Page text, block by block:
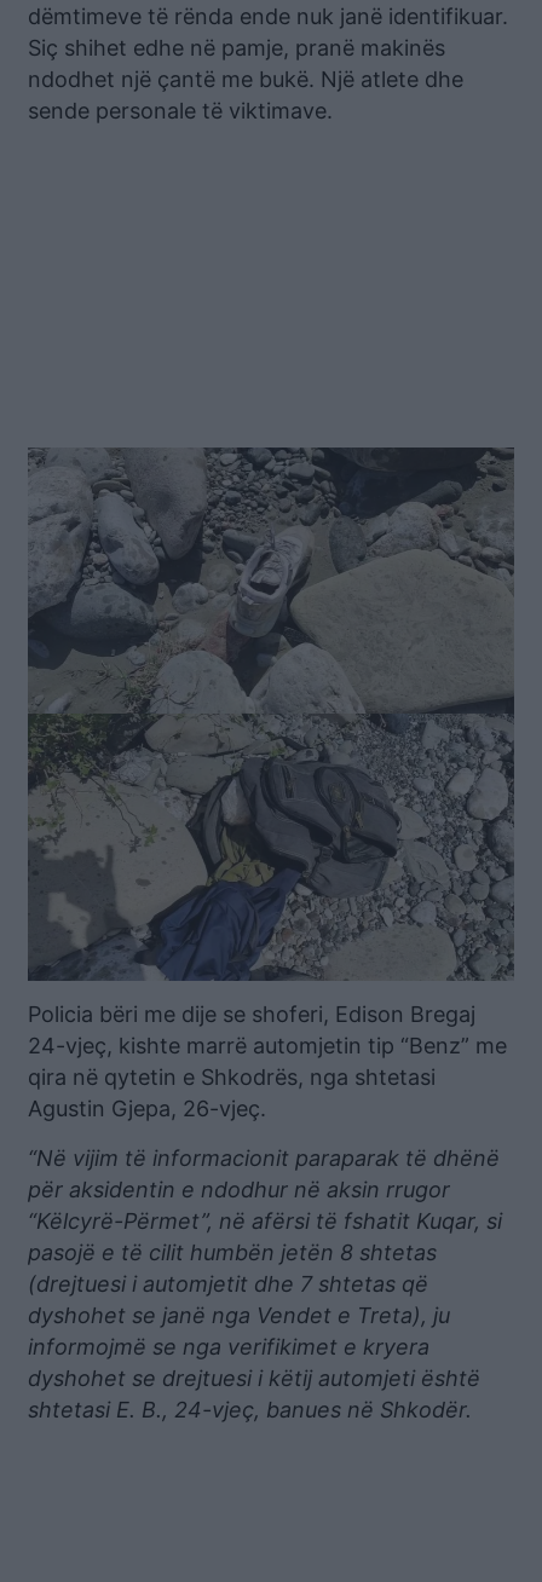
dëmtimeve të rënda ende nuk janë identifikuar.
Siç shihet edhe në pamje, pranë makinës
ndodhet një çantë me bukë. Një atlete dhe
sende personale të viktimave.
Policia bëri me dije se shoferi, Edison Bregaj
24-vjeç, kishte marrë automjetin tip “Benz” me
qira në qytetin e Shkodrës, nga shtetasi
Agustin Gjepa, 26-vjeç.
“Në vijim të informacionit paraparak të dhënë
për aksidentin e ndodhur në aksin rrugor
“Këlcyrë-Përmet”, në afërsi të fshatit Kuqar, si
pasojë e të cilit humbën jetën 8 shtetas
(drejtuesi i automjetit dhe 7 shtetas që
dyshohet se janë nga Vendet e Treta), ju
informojmë se nga verifikimet e kryera
dyshohet se drejtuesi i këtij automjeti është
shtetasi E. B., 24-vjeç, banues në Shkodër.